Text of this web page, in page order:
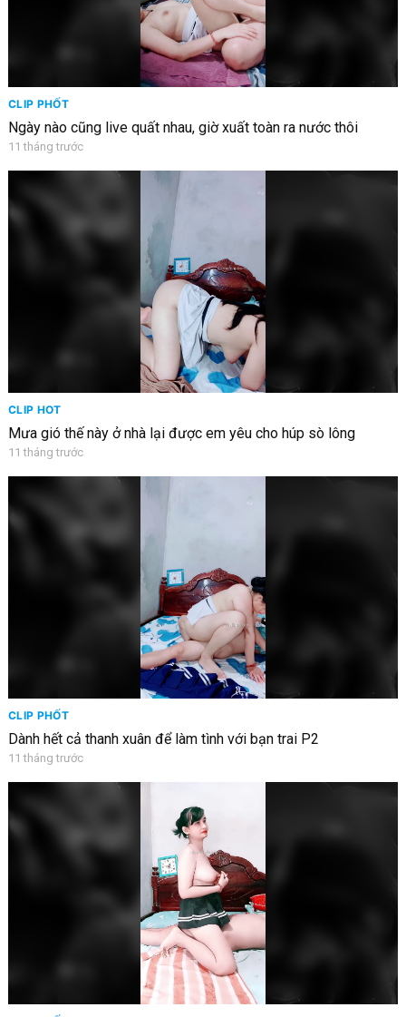
CLIP PHỐT
Ngày nào cũng live quất nhau, giờ xuất toàn ra nước thôi
11 tháng trước
CLIP HOT
Mưa gió thế này ở nhà lại được em yêu cho húp sò lông
11 tháng trước
CLIP PHỐT
Dành hết cả thanh xuân để làm tình với bạn trai P2
11 tháng trước